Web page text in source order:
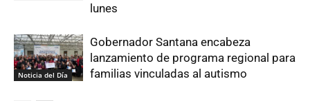
lunes
Noticia del Día
Gobernador Santana encabeza
lanzamiento de programa regional para
familias vinculadas al autismo